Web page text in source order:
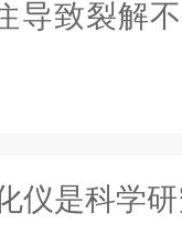
导致裂解
仪是科学